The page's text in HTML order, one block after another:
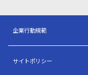
企業行動規範
サイトポリシー